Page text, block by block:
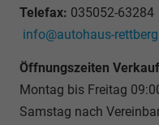
Telefax: 035052-63284
info@autohaus-
Öffnungszeiten Verkauf
Montag bis Freitag
Samstag nach